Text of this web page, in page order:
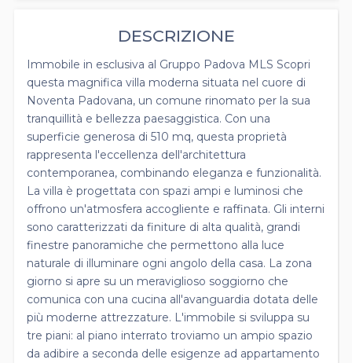
DESCRIZIONE
Immobile in esclusiva al Gruppo Padova MLS Scopri
questa magnifica villa moderna situata nel cuore di
Noventa Padovana, un comune rinomato per la sua
tranquillità e bellezza paesaggistica. Con una
superficie generosa di 510 mq, questa proprietà
rappresenta l'eccellenza dell'architettura
contemporanea, combinando eleganza e funzionalità.
La villa è progettata con spazi ampi e luminosi che
offrono un'atmosfera accogliente e raffinata. Gli interni
sono caratterizzati da finiture di alta qualità, grandi
finestre panoramiche che permettono alla luce
naturale di illuminare ogni angolo della casa. La zona
giorno si apre su un meraviglioso soggiorno che
comunica con una cucina all'avanguardia dotata delle
più moderne attrezzature. L'immobile si sviluppa su
tre piani: al piano interrato troviamo un ampio spazio
da adibire a seconda delle esigenze ad appartamento